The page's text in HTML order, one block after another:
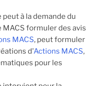
à la demande du
formuler des avis
MACS, peut formuler
d'Actions MACS,
pour les